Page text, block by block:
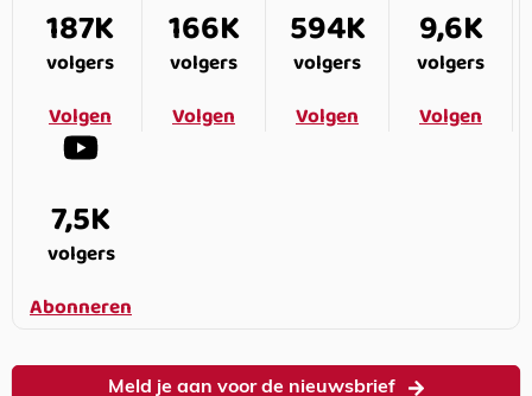
187K
volgers
Volgen
166K
volgers
Volgen
594K
volgers
Volgen
9,6K
volgers
Volgen
7,5K
volgers
Abonneren
Meld je aan voor de nieuwsbrief